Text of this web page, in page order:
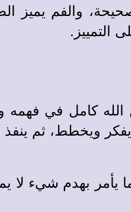
والفم يميز
التمييز.
كامل في
ويخطط، ثم ينفذ
يأمر بهدم شيء